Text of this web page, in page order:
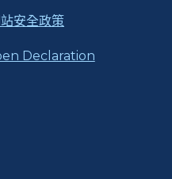
安全政策
Declaration